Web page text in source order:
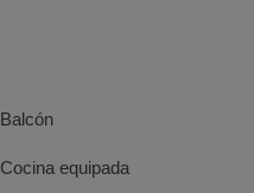
Balcón
Cocina equipada